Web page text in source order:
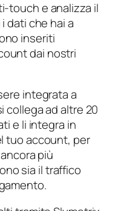
touch e analizza il
dati che hai a
inseriti
dai nostri
integrata a
collega ad altre 20
e li integra in
tuo account, per
più
sia il traffico